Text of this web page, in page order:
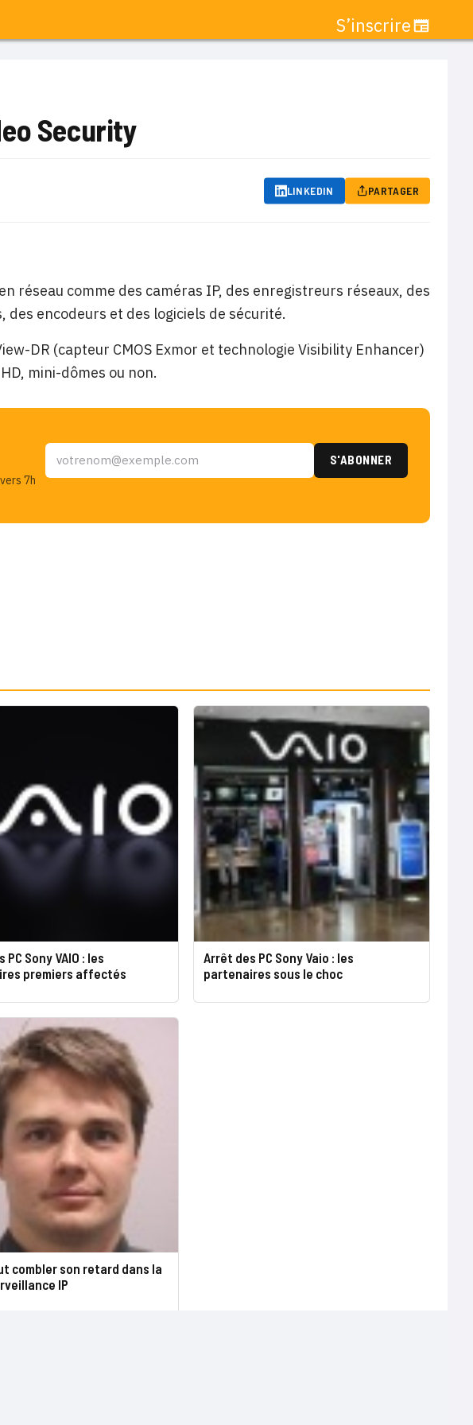
S’inscrire
Security
LINKEDIN PARTAGER
réseau comme des caméras IP, des enregistreurs réseaux, des
des encodeurs et des logiciels de sécurité.
DR (capteur CMOS Exmor et technologie Visibility Enhancer)
mini-dômes ou non.
7h
Sony VAIO : les
premiers affectés
Arrêt des PC Sony Vaio : les
partenaires sous le choc
combler son retard dans la
IP